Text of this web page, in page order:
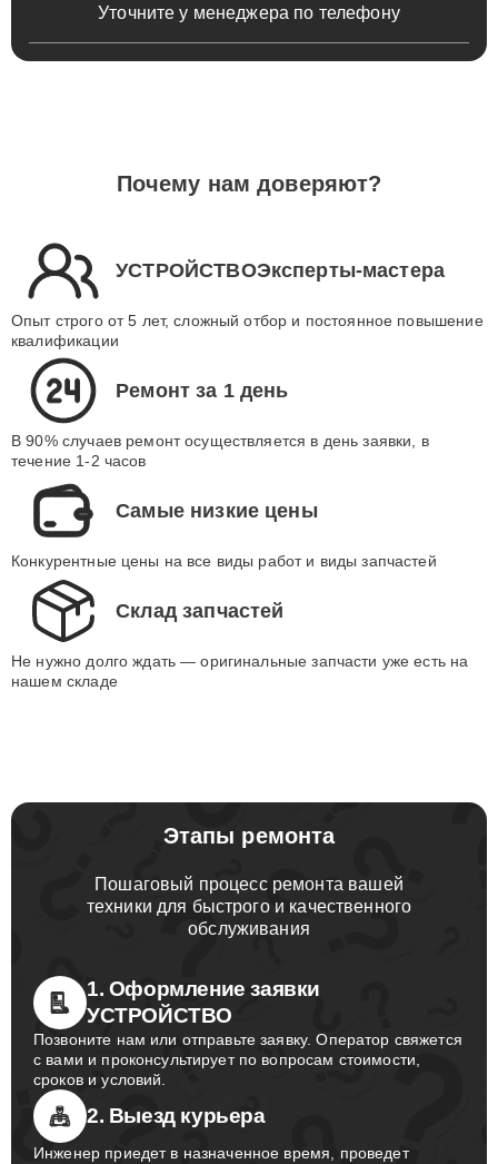
Уточните у менеджера по телефону
Почему нам доверяют?
УСТРОЙСТВОЭксперты-мастера
Опыт строго от 5 лет, сложный отбор и постоянное повышение
квалификации
Ремонт за 1 день
В 90% случаев ремонт осуществляется в день заявки, в
течение 1-2 часов
Самые низкие цены
Конкурентные цены на все виды работ и виды запчастей
Склад запчастей
Не нужно долго ждать — оригинальные запчасти уже есть на
нашем складе
Этапы ремонта
Пошаговый процесс ремонта вашей
техники для быстрого и качественного
обслуживания
1. Оформление заявки
УСТРОЙСТВО
Позвоните нам или отправьте заявку. Оператор свяжется
с вами и проконсультирует по вопросам стоимости,
сроков и условий.
2. Выезд курьера
Инженер приедет в назначенное время, проведет